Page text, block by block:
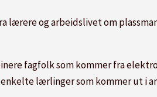
lærere og arbeidslivet om
fagfolk som kommer fra
lærlinger som kommer ut i